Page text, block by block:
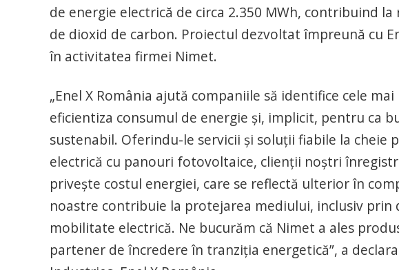
de energie electrică de circa 2.350 MWh, contribuind
de dioxid de carbon. Proiectul dezvoltat împreună cu
în activitatea firmei Nimet.
„Enel X România ajută companiile să identifice cele
eficientiza consumul de energie și, implicit, pentru ca
sustenabil. Oferindu-le servicii și soluții fiabile la cheie
electrică cu panouri fotovoltaice, clienții noștri
privește costul energiei, care se reflectă ulterior în
noastre contribuie la protejarea mediului, inclusiv
mobilitate electrică. Ne bucurăm că Nimet a ales
partener de încredere în tranziția energetică”, a